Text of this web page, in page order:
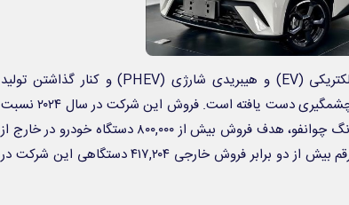
بی‌ وای‌ دی با تمرکز بر تولید خودروهای الکتریکی (EV) و هیبریدی شارژی (PHEV) و کنار گذاشتن تولید
خودروهای بنزینی از سال ۲۰۲۲، به موفقیت چشمگیری دست یافته است. فروش این شرکت در سال ۲۰۲۴ نسبت
به سال قبل ۴۱ درصد افزایش یافته است. وانگ چوانفو، هدف فروش بیش از ۸۰۰,۰۰۰ دستگاه خودرو در خارج از
چین در سال ۲۰۲۵ را اعلام کرده است. این رقم بیش از دو برابر فروش خارجی ۴۱۷,۲۰۴ دستگاهی این شرکت در